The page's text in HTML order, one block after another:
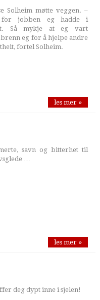
Solheim møtte veggen. –
jobben eg hadde i
Så mykje at eg vart
eg for å hjelpe andre
fortel Solheim.
les mer »
savn og bitterhet til
…
les mer »
deg dypt inne i sjelen!